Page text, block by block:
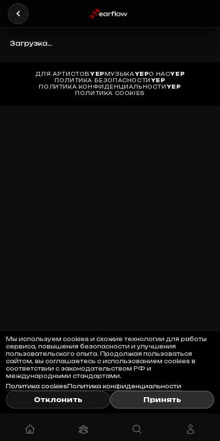
Мы используем cookies и схожие технологии для работы
сервиса, повышения безопасности и улучшения
пользовательского опыта. Продолжая пользоваться
сайтом, вы соглашаетесь с использованием cookies в
соответствии с законодательством РФ и
международными стандартами.
Политика cookies Политика конфиденциальности
Отклонить Принять
Загрузка...
ДЛЯ АРТИСТОВYEPМУЗЫКАYEPО НАСYEP
ПОЛИТИКА БЕЗОПАСНОСТИYEP
ПОЛИТИКА КОНФИДЕНЦИАЛЬНОСТИYEP
ПОЛИТИКА COOKIES